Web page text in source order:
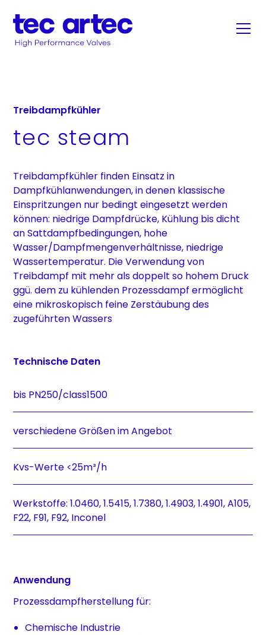
Treibdampfkühler
tec steam
Treibdampfkühler finden Einsatz in
Dampfkühlanwendungen, in denen klassische
Einspritzungen nur bedingt eingesetzt werden
können: niedrige Dampfdrücke, Kühlung bis dicht
an Sattdampfbedingungen, hohe
Wasser/Dampfmengenverhältnisse, niedrige
Wassertemperatur. Die Verwendung von
Treibdampf mit mehr als doppelt so hohem Druck
ggü. dem zu kühlenden Prozessdampf ermöglicht
eine mikroskopisch feine Zerstäubung des
zugeführten Wassers
Technische Daten
bis PN250/class1500
verschiedene Größen im Angebot
Kvs-Werte <25m³/h
Werkstoffe: 1.0460, 1.5415, 1.7380, 1.4903, 1.4901, A105,
F22, F91, F92, Inconel
Anwendung
Prozessdampfherstellung für:
Chemische Industrie